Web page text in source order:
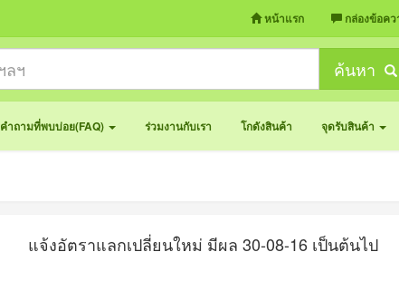
หน้าแรก กล่องข้อค
ค้นหา
คำถามที่พบบ่อย(FAQ) ร่วมงานกับเรา โกดังสินค้า จุดรับสินค้า
แจ้งอัตราแลกเปลี่ยนใหม่ มีผล 30-08-16 เป็นต้นไป